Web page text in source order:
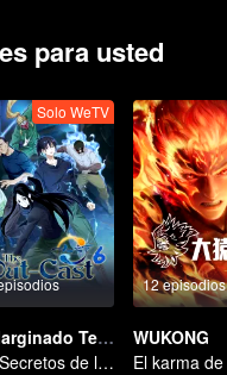
para usted
Solo WeTV
El Marginado Temporada 6
Los Secretos de los Veinticuatro Valles, Reunión con un Viejo Amigo en Shu.
12 episodios
WUKONG